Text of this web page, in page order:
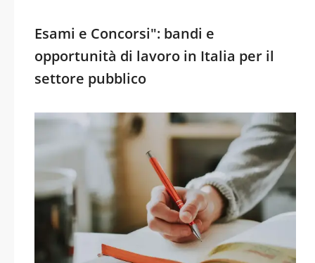
Esami e Concorsi": bandi e
opportunità di lavoro in Italia per il
settore pubblico